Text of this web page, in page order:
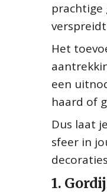
prachtige
Het
een
haard of
Dus laat
sfeer in
1.